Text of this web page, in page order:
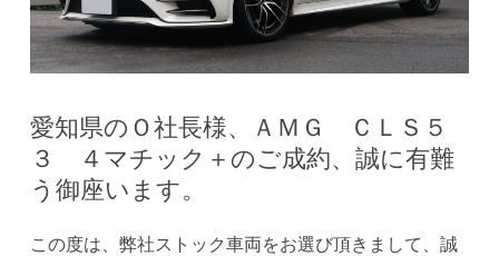
愛知県のＯ社長様、ＡＭＧ ＣＬＳ５
３ ４マチック＋のご成約、誠に有難
う御座います。
この度は、弊社ストック車両をお選び頂きまして、誠